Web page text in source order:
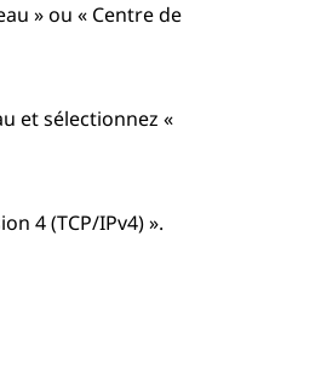
» ou « Centre de
et sélectionnez «
4 (TCP/IPv4) ».